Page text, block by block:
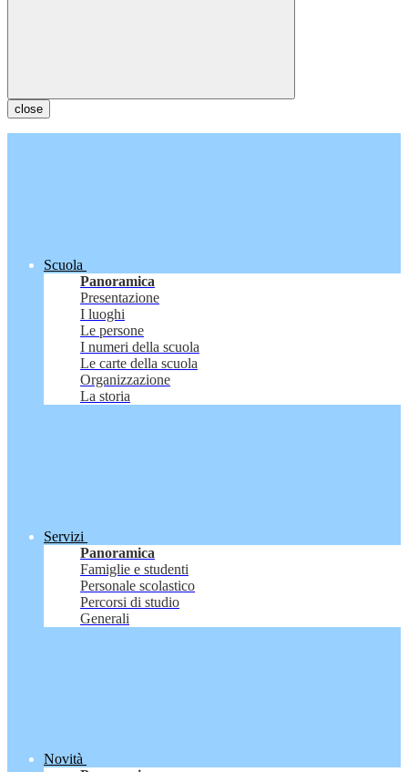
close
Scuola
Panoramica
Presentazione
I luoghi
Le persone
I numeri della scuola
Le carte della scuola
Organizzazione
La storia
Servizi
Panoramica
Famiglie e studenti
Personale scolastico
Percorsi di studio
Generali
Novità